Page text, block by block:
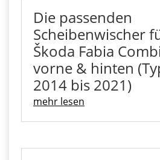
Die passenden
Scheibenwischer
Škoda Fabia
vorne & hinten
2014 bis 2021)
mehr lesen